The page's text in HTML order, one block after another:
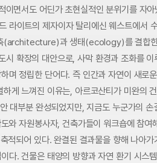
이면서도 어딘가 초현실적인 분위기를 자아
라이트의 제자이자 탈리에신 웨스트에서
(architecture)과 생태(ecology)를 결합한
확장의 대안으로, 사막 환경과 조화를 이
며 정립한 단어다. 즉 인간과 자연이 새로
게 느껴진 이유는, 아르코산티가 미완의
대부분 완성되었지만, 지금도 누군가의 손
와 자원봉사자, 건축가들이 워크숍에 참여
적되어 있다. 완결된 결과물을 향해 나아가
다. 건물은 태양의 방향과 자연 환기 시스